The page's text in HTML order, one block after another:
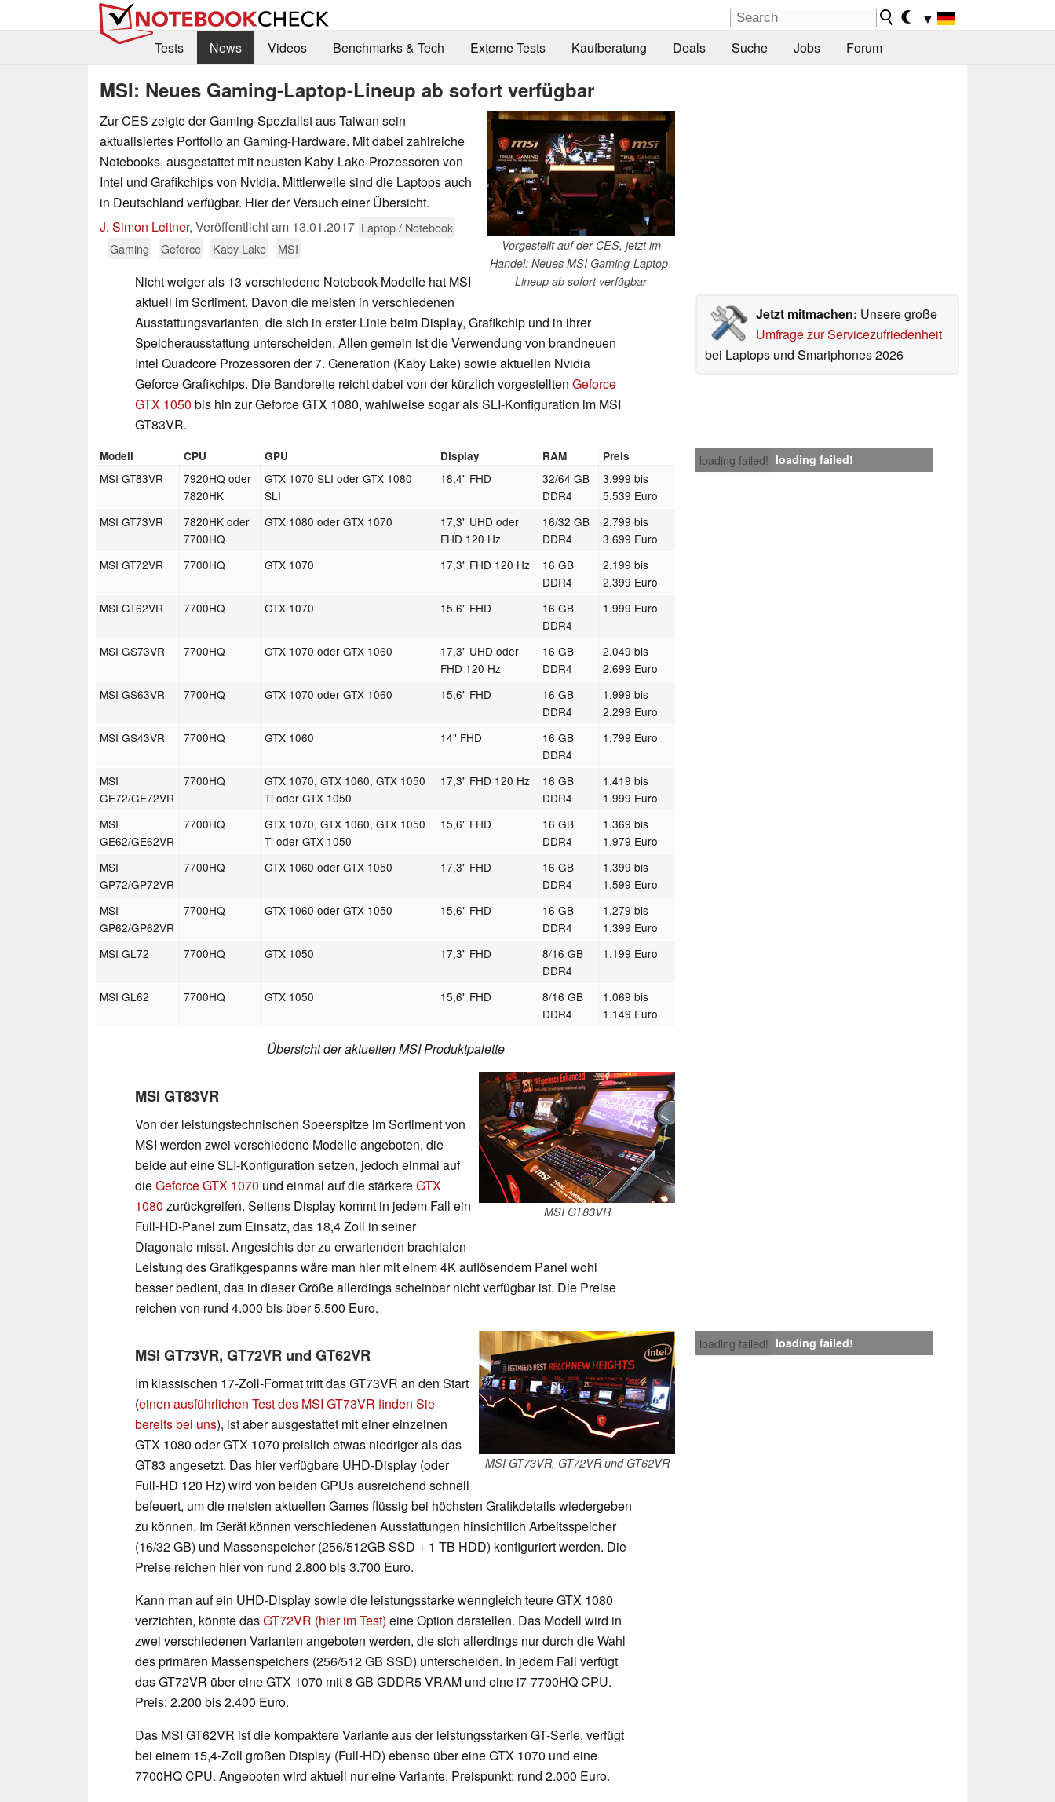
▼
Tests
News Videos Benchmarks & Tech Externe Tests Kaufberatung Deals Suche Jobs Forum
MSI: Neues Gaming-Laptop-Lineup ab sofort verfügbar
Vorgestellt auf der CES, jetzt im
Handel: Neues MSI Gaming-Laptop-
Lineup ab sofort verfügbar
Zur CES zeigte der Gaming-Spezialist aus Taiwan sein
aktualisiertes Portfolio an Gaming-Hardware. Mit dabei zahlreiche
Notebooks, ausgestattet mit neusten Kaby-Lake-Prozessoren von
Intel und Grafikchips von Nvidia. Mittlerweile sind die Laptops auch
in Deutschland verfügbar. Hier der Versuch einer Übersicht.
J. Simon Leitner, Veröffentlicht am 13.01.2017 Laptop / Notebook
Gaming
Geforce Kaby Lake MSI
Jetzt mitmachen: Unsere große
Umfrage zur Servicezufriedenheit
bei Laptops und Smartphones 2026
Nicht weiger als 13 verschiedene Notebook-Modelle hat MSI
aktuell im Sortiment. Davon die meisten in verschiedenen
Ausstattungsvarianten, die sich in erster Linie beim Display, Grafikchip und in ihrer
Speicherausstattung unterscheiden. Allen gemein ist die Verwendung von brandneuen
Intel Quadcore Prozessoren der 7. Generation (Kaby Lake) sowie aktuellen Nvidia
Geforce Grafikchips. Die Bandbreite reicht dabei von der kürzlich vorgestellten Geforce
GTX 1050 bis hin zur Geforce GTX 1080, wahlweise sogar als SLI-Konfiguration im MSI
GT83VR.
loading failed! loading failed!
Modell CPU GPU Display RAM Preis
MSI GT83VR
7920HQ oder
7820HK
GTX 1070 SLI oder GTX 1080
SLI
18,4" FHD
32/64 GB
DDR4
3.999 bis
5.539 Euro
MSI GT73VR
7820HK oder
7700HQ
GTX 1080 oder GTX 1070
17,3" UHD oder
FHD 120 Hz
16/32 GB
DDR4
2.799 bis
3.699 Euro
MSI GT72VR
7700HQ GTX 1070 17,3" FHD 120 Hz
16 GB
DDR4
2.199 bis
2.399 Euro
MSI GT62VR
7700HQ GTX 1070 15.6" FHD
16 GB
DDR4
1.999 Euro
MSI GS73VR 7700HQ GTX 1070 oder GTX 1060
17,3" UHD oder
FHD 120 Hz
16 GB
DDR4
2.049 bis
2.699 Euro
MSI GS63VR
7700HQ GTX 1070 oder GTX 1060 15,6" FHD
16 GB
DDR4
1.999 bis
2.299 Euro
MSI GS43VR
7700HQ GTX 1060 14" FHD
16 GB
DDR4
1.799 Euro
MSI
GE72/GE72VR
7700HQ
GTX 1070, GTX 1060, GTX 1050
Ti oder GTX 1050
17,3" FHD 120 Hz
16 GB
DDR4
1.419 bis
1.999 Euro
MSI
GE62/GE62VR
7700HQ
GTX 1070, GTX 1060, GTX 1050
Ti oder GTX 1050
15,6" FHD
16 GB
DDR4
1.369 bis
1.979 Euro
MSI
GP72/GP72VR
7700HQ GTX 1060 oder GTX 1050 17,3" FHD
16 GB
DDR4
1.399 bis
1.599 Euro
MSI
GP62/GP62VR
7700HQ GTX 1060 oder GTX 1050 15,6" FHD
16 GB
DDR4
1.279 bis
1.399 Euro
MSI GL72
7700HQ GTX 1050 17,3" FHD
8/16 GB
DDR4
1.199 Euro
MSI GL62 7700HQ GTX 1050 15,6" FHD
8/16 GB
DDR4
1.069 bis
1.149 Euro
Übersicht der aktuellen MSI Produktpalette
MSI GT83VR
MSI GT83VR
Von der leistungstechnischen Speerspitze im Sortiment von
MSI werden zwei verschiedene Modelle angeboten, die
beide auf eine SLI-Konfiguration setzen, jedoch einmal auf
dieGeforce GTX 1070 und einmal auf die stärkereGTX
1080 zurückgreifen. Seitens Display kommt in jedem Fall ein
Full-HD-Panel zum Einsatz, das 18,4 Zoll in seiner
Diagonale misst. Angesichts der zu erwartenden brachialen
Leistung des Grafikgespanns wäre man hier mit einem 4K auflösendem Panel wohl
besser bedient, das in dieser Größe allerdings scheinbar nicht verfügbar ist. Die Preise
reichen von rund 4.000 bis über 5.500 Euro.
loading failed! loading failed!
MSI GT73VR, GT72VR und GT62VR
MSI GT73VR, GT72VR und GT62VR
Im klassischen 17-Zoll-Format tritt das GT73VR an den Start
(einen ausführlichen Test des MSI GT73VR finden Sie
bereits bei uns), ist aber ausgestattet mit einer einzelnen
GTX 1080 oder GTX 1070 preislich etwas niedriger als das
GT83 angesetzt. Das hier verfügbare UHD-Display (oder
Full-HD 120 Hz) wird von beiden GPUs ausreichend schnell
befeuert, um die meisten aktuellen Games flüssig bei höchsten Grafikdetails wiedergeben
zu können. Im Gerät können verschiedenen Ausstattungen hinsichtlich Arbeitsspeicher
(16/32 GB) und Massenspeicher (256/512GB SSD + 1 TB HDD) konfiguriert werden. Die
Preise reichen hier von rund 2.800 bis 3.700 Euro.
Kann man auf ein UHD-Display sowie die leistungsstarke wenngleich teure GTX 1080
verzichten, könnte dasGT72VR (hier im Test) eine Option darstellen. Das Modell wird in
zwei verschiedenen Varianten angeboten werden, die sich allerdings nur durch die Wahl
des primären Massenspeichers (256/512 GB SSD) unterscheiden. In jedem Fall verfügt
das GT72VR über eine GTX 1070 mit 8 GB GDDR5 VRAM und eine i7-7700HQ CPU.
Preis: 2.200 bis 2.400 Euro.
Das MSI GT62VR ist die kompaktere Variante aus der leistungsstarken GT-Serie, verfügt
bei einem 15,4-Zoll großen Display (Full-HD) ebenso über eine GTX 1070 und eine
7700HQ CPU. Angeboten wird aktuell nur eine Variante, Preispunkt: rund 2.000 Euro.